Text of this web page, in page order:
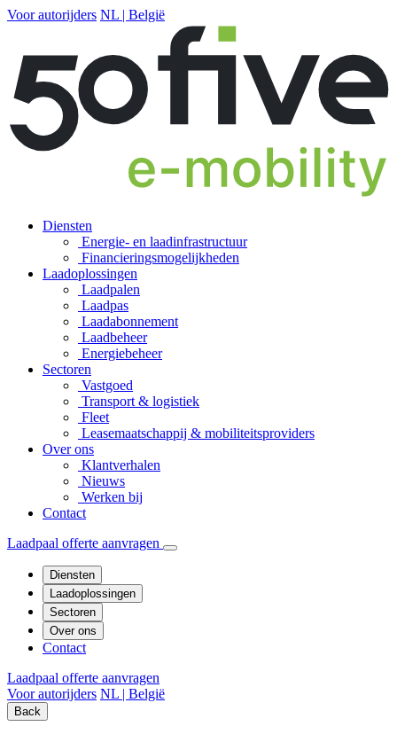
Voor autorijders NL | België
Diensten
Energie- en laadinfrastructuur
Financierings­mogelijkheden
Laadoplossingen
Laadpalen
Laadpas
Laadabonnement
Laadbeheer
Energiebeheer
Sectoren
Vastgoed
Transport & logistiek
Fleet
Leasemaatschappij & mobiliteitsproviders
Over ons
Klantverhalen
Nieuws
Werken bij
Contact
Laadpaal offerte aanvragen
Diensten
Laadoplossingen
Sectoren
Over ons
Contact
Laadpaal offerte aanvragen
Voor autorijders NL | België
Back